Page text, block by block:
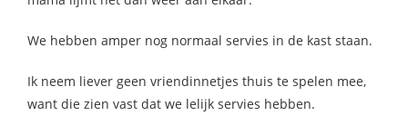
We hebben amper nog normaal servies in de kast staan.
Ik neem liever geen vriendinnetjes thuis te spelen mee,
want die zien vast dat we lelijk servies hebben.